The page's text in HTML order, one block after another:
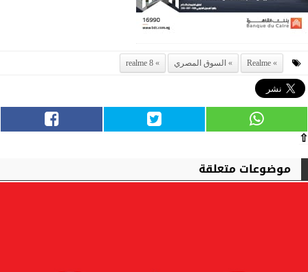
Realme السوق المصري realme 8
⇧
موضوعات متعلقة